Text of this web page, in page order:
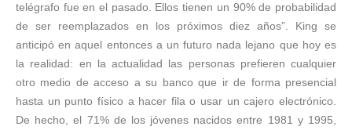
telégrafo fue en el pasado. Ellos tienen un 90% de probabilidad
de ser reemplazados en los próximos diez años”. King se
anticipó en aquel entonces a un futuro nada lejano que hoy es
la realidad: en la actualidad las personas prefieren cualquier
otro medio de acceso a su banco que ir de forma presencial
hasta un punto físico a hacer fila o usar un cajero electrónico.
De hecho, el 71% de los jóvenes nacidos entre 1981 y 1995,